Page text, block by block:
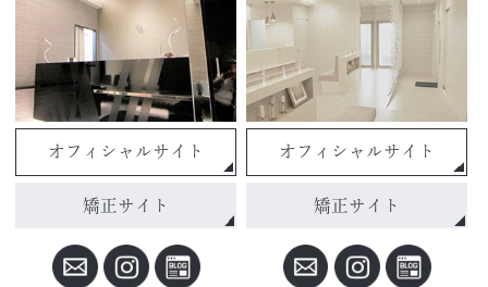
オフィシャルサイト
矯正サイト
オフィシャルサイト
矯正サイト